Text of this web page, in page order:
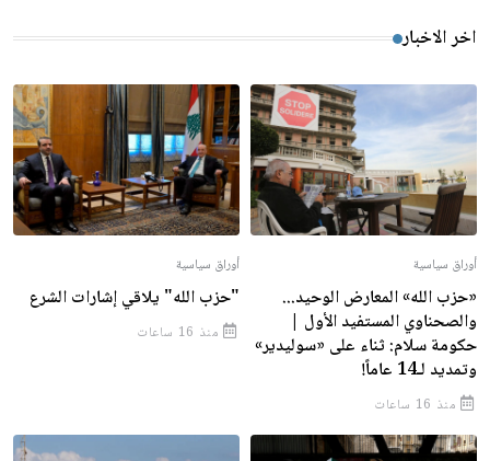
اخر الاخبار
أوراق سياسية
«حزب الله» المعارض الوحيد...
والصحناوي المستفيد الأول |
حكومة سلام: ثناء على «سوليدير»
وتمديد لـ14 عاماً!
منذ 16 ساعات
أوراق سياسية
"حزب الله" يلاقي إشارات الشرع
منذ 16 ساعات